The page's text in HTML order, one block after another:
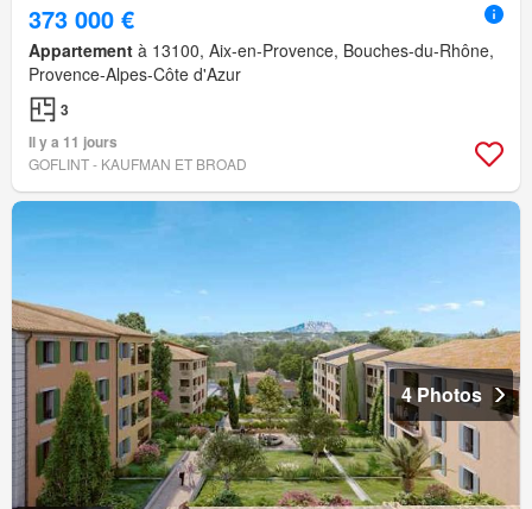
373 000 €
Appartement à 13100, Aix-en-Provence, Bouches-du-Rhône,
Provence-Alpes-Côte d'Azur
3
Il y a 11 jours
GOFLINT - KAUFMAN ET BROAD
4 Photos